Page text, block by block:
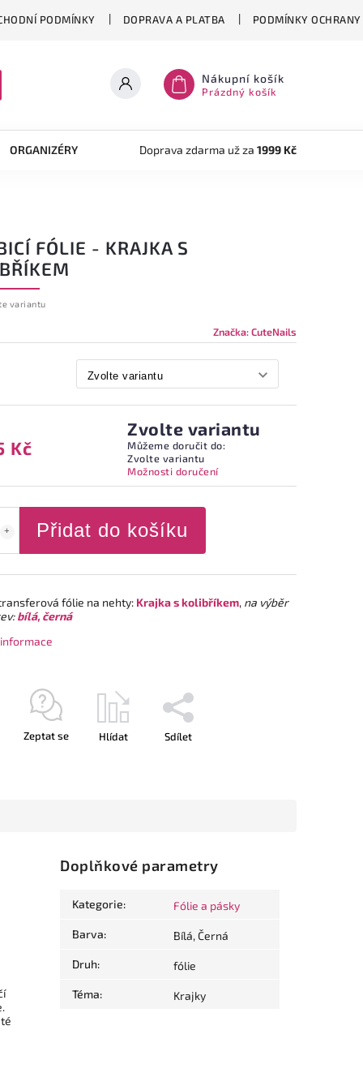
PODMÍNKY DOPRAVA A PLATBA PODMÍNKY
Nákupní košík
Prázdný košík
ORGANIZÉRY TVOŘENÍ AKRYLOVÝ SYSTÉM
Doprava zdarma už za 1999 Kč
FÓLIE - KRAJKA S
variantu
Značka:CuteNails
Kč
Zvolte variantu
Můžeme doručit do:
Zvolte variantu
Možnosti doručení
Přidat do košíku
fólie na nehty: Krajka s kolibříkem, na výběr
bílá, černá
Zeptat se Hlídat Sdílet
Doplňkové parametry
Kategorie: Fólie a pásky
Barva: Bílá, Černá
Druh: fólie
Téma: Krajky